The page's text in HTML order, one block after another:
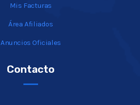
Mis Facturas
Área Afiliados
Anuncios Oficiales
Contacto